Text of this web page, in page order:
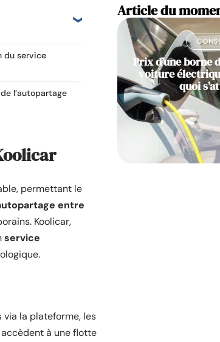
du service
l’autopartage
permettant le
entre
Koolicar,
service
la plateforme, les
accèdent à une flotte
Article du
Prix d’une borne
voiture
quoi